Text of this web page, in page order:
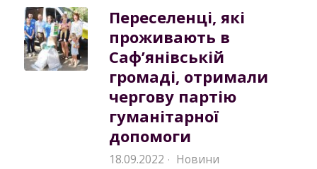
Переселенці, які
проживають в
Саф’янівській
громаді, отримали
чергову партію
гуманітарної
допомоги
18.09.2022 · Новини